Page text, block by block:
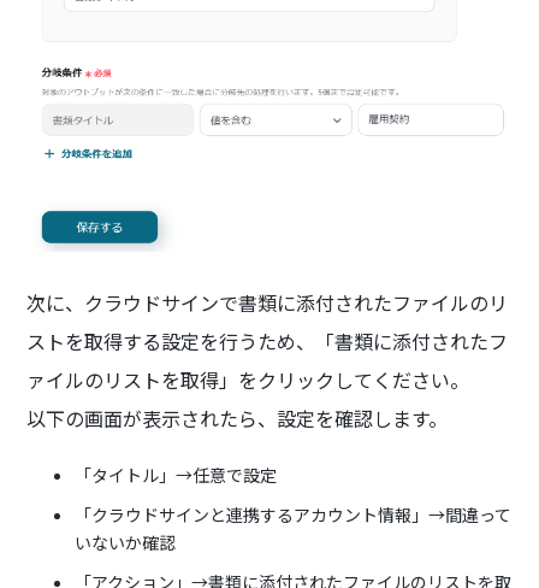
次に、クラウドサインで書類に添付されたファイルのリ
ストを取得する設定を行うため、「書類に添付されたフ
ァイルのリストを取得」をクリックしてください。
以下の画面が表示されたら、設定を確認します。
「タイトル」→任意で設定
「クラウドサインと連携するアカウント情報」→間違って
いないか確認
「アクション」→書類に添付されたファイルのリストを取